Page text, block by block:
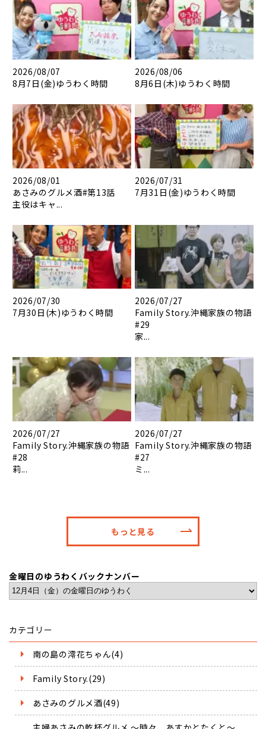
2026/08/07
8月7日(金)ゆうわく時間
2026/08/06
8月6日(木)ゆうわく時間
2026/08/01
あさみのグルメ酒#第13話
主役はキャ...
2026/07/31
7月31日(金)ゆうわく時間
2026/07/30
7月30日(木)ゆうわく時間
2026/07/27
Family Story.沖縄家族の物語
#29
家...
2026/07/27
Family Story.沖縄家族の物語
#28
莉...
2026/07/27
Family Story.沖縄家族の物語
#27
ミ...
もっと見る
金曜日のゆうわくバックナンバー
カテゴリー
南の島の澪花ちゃん(4)
Family Story.(29)
あさみのグルメ酒(49)